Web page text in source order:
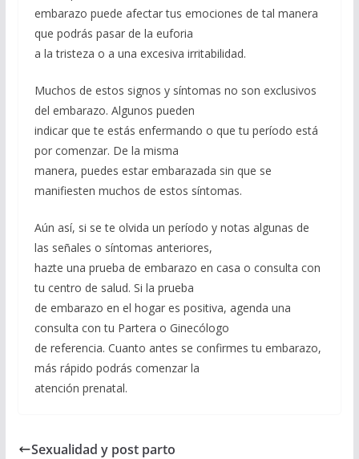
embarazo puede afectar tus emociones de tal manera
que podrás pasar de la euforia
a la tristeza o a una excesiva irritabilidad.
Muchos de estos signos y síntomas no son exclusivos
del embarazo. Algunos pueden
indicar que te estás enfermando o que tu período está
por comenzar. De la misma
manera, puedes estar embarazada sin que se
manifiesten muchos de estos síntomas.
Aún así, si se te olvida un período y notas algunas de
las señales o síntomas anteriores,
hazte una prueba de embarazo en casa o consulta con
tu centro de salud. Si la prueba
de embarazo en el hogar es positiva, agenda una
consulta con tu Partera o Ginecólogo
de referencia. Cuanto antes se confirmes tu embarazo,
más rápido podrás comenzar la
atención prenatal.
Sexualidad y post parto